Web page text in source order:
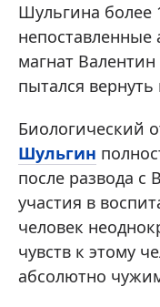
Шульгина более
непоставленные
магнат
пытался
Биологический
Шульгин
после развода
участия в
человек
чувств к этому
абсолютно